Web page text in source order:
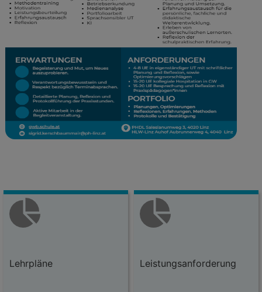
Lehrpläne Leistungsanforderung